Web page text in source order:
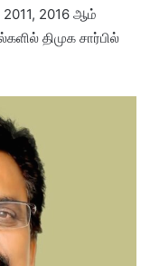
2011, 2016 ஆம்
திமுக சார்பில்